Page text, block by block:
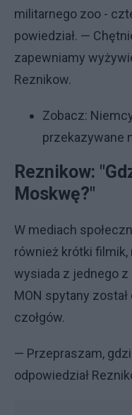
militarnego zoo -
powiedział. —
zapewniamy
Reznikow.
Zobacz:
przekazywane
Reznikow:
Moskwę?"
W mediach
również krótki filmik,
wysiada z jednego
MON spytany
czołgów.
— Przepraszam,
odpowiedział